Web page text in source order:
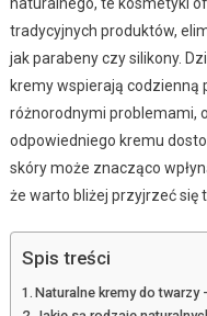
tradycyjnych produktów,
jak parabeny czy silikony.
kremy wspierają codzienną
różnorodnymi problemami,
odpowiedniego kremu
skóry może znacząco
że warto bliżej przyjrzeć się
Spis treści
Naturalne kremy do